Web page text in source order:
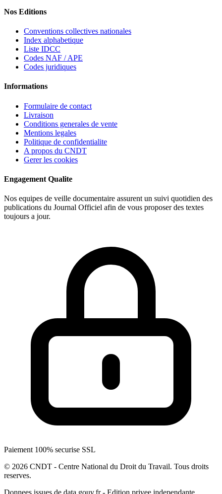
Nos Editions
Conventions collectives nationales
Index alphabetique
Liste IDCC
Codes NAF / APE
Codes juridiques
Informations
Formulaire de contact
Livraison
Conditions generales de vente
Mentions legales
Politique de confidentialite
A propos du CNDT
Gerer les cookies
Engagement Qualite
Nos equipes de veille documentaire assurent un suivi quotidien des
publications du Journal Officiel afin de vous proposer des textes
toujours a jour.
Paiement 100% securise SSL
© 2026 CNDT - Centre National du Droit du Travail. Tous droits
reserves.